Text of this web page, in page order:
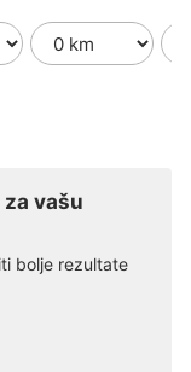
vašu
bolje rezultate